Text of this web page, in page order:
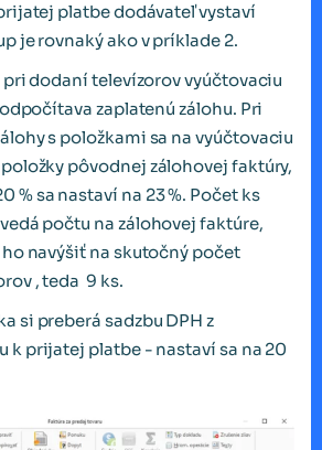
platbe dodávateľ vystaví
je rovnaký ako v príklade 2.
dodaní televízorov vyúčtovaciu
zaplatenú zálohu. Pri
s položkami sa na vyúčtovaciu
pôvodnej zálohovej faktúry,
% sa nastaví na 23 %. Počet ks
počtu na zálohovej faktúre,
navýšiť na skutočný počet
, teda 9 ks.
si preberá sadzbu DPH z
k prijatej platbe - nastaví sa na 20